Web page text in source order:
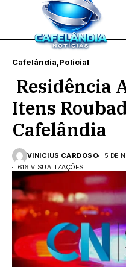
Cafelândia Policial
Residência
Itens
Cafelândia
VINICIUS CARDOSO
5 DE
616 VISUALIZAÇÕES